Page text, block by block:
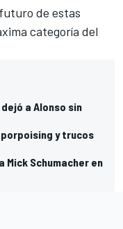
de estas
categoría del
a Alonso sin
y trucos
Mick Schumacher en